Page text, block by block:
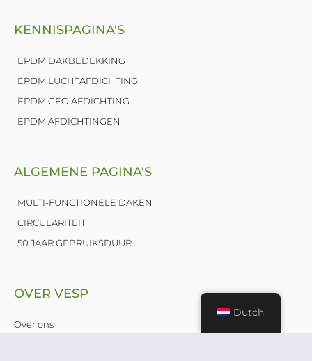
KENNISPAGINA'S
EPDM DAKBEDEKKING
EPDM LUCHTAFDICHTING
EPDM GEO AFDICHTING
EPDM AFDICHTINGEN
ALGEMENE PAGINA'S
MULTI-FUNCTIONELE DAKEN
CIRCULARITEIT
50 JAAR GEBRUIKSDUUR
OVER VESP
Over ons
Dutch